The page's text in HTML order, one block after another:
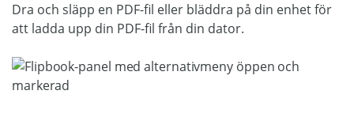
Dra och släpp en PDF-fil eller bläddra på din enhet för
att ladda upp din PDF-fil från din dator.